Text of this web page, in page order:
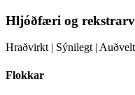
Hljóðfæri og
Hraðvirkt | Sýnilegt |
Flokkar